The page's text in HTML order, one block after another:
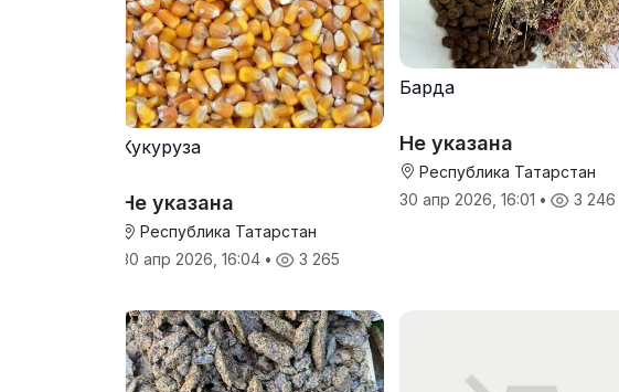
Кукуруза
Не указана
Республика Татарстан
30 апр 2026, 16:04 • 3 265
Барда
Не указана
Республика Татарстан
30 апр 2026, 16:01 • 3 246